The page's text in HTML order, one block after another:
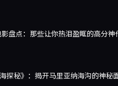
盘点：那些让你热泪盈眶的高分神
探秘》：揭开马里亚纳海沟的神秘